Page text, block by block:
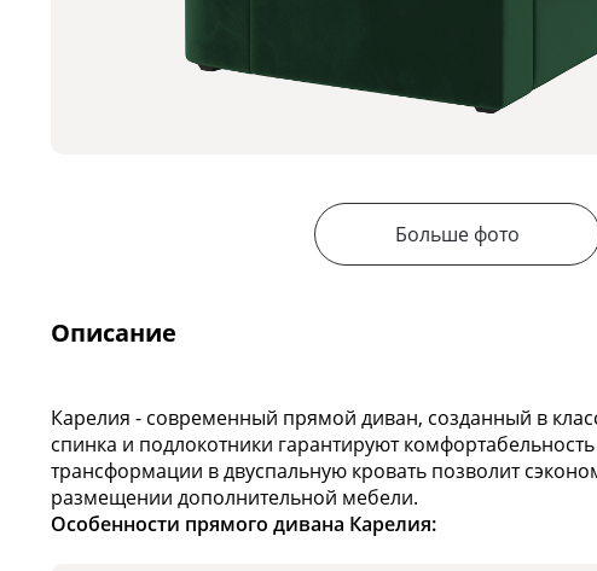
Больше фото
Описание
Карелия - современный прямой диван, созданный в
спинка и подлокотники гарантируют
трансформации в двуспальную кровать позволит
размещении дополнительной мебели.
Особенности прямого дивана Карелия: